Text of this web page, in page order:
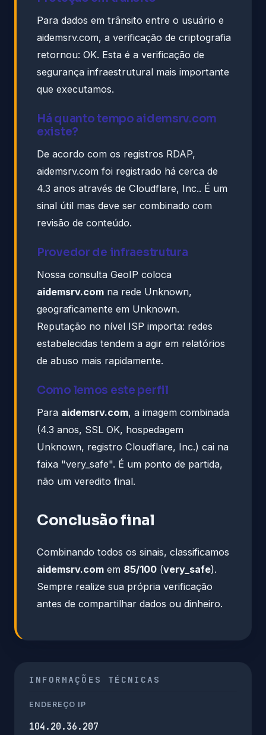
Para dados em trânsito entre o usuário e
aidemsrv.com, a verificação de criptografia
retornou: OK. Esta é a verificação de
segurança infraestrutural mais importante
que executamos.
Há quanto tempo aidemsrv.com
existe?
De acordo com os registros RDAP,
aidemsrv.com foi registrado há cerca de
4.3 anos através de Cloudflare, Inc.. É um
sinal útil mas deve ser combinado com
revisão de conteúdo.
Provedor de infraestrutura
Nossa consulta GeoIP coloca
aidemsrv.com na rede Unknown,
geograficamente em Unknown.
Reputação no nível ISP importa: redes
estabelecidas tendem a agir em relatórios
de abuso mais rapidamente.
Como lemos este perfil
Para aidemsrv.com, a imagem combinada
(4.3 anos, SSL OK, hospedagem
Unknown, registro Cloudflare, Inc.) cai na
faixa "very_safe". É um ponto de partida,
não um veredito final.
Conclusão final
Combinando todos os sinais, classificamos
aidemsrv.com em 85/100 (very_safe).
Sempre realize sua própria verificação
antes de compartilhar dados ou dinheiro.
INFORMAÇÕES TÉCNICAS
ENDEREÇO IP
104.20.36.207